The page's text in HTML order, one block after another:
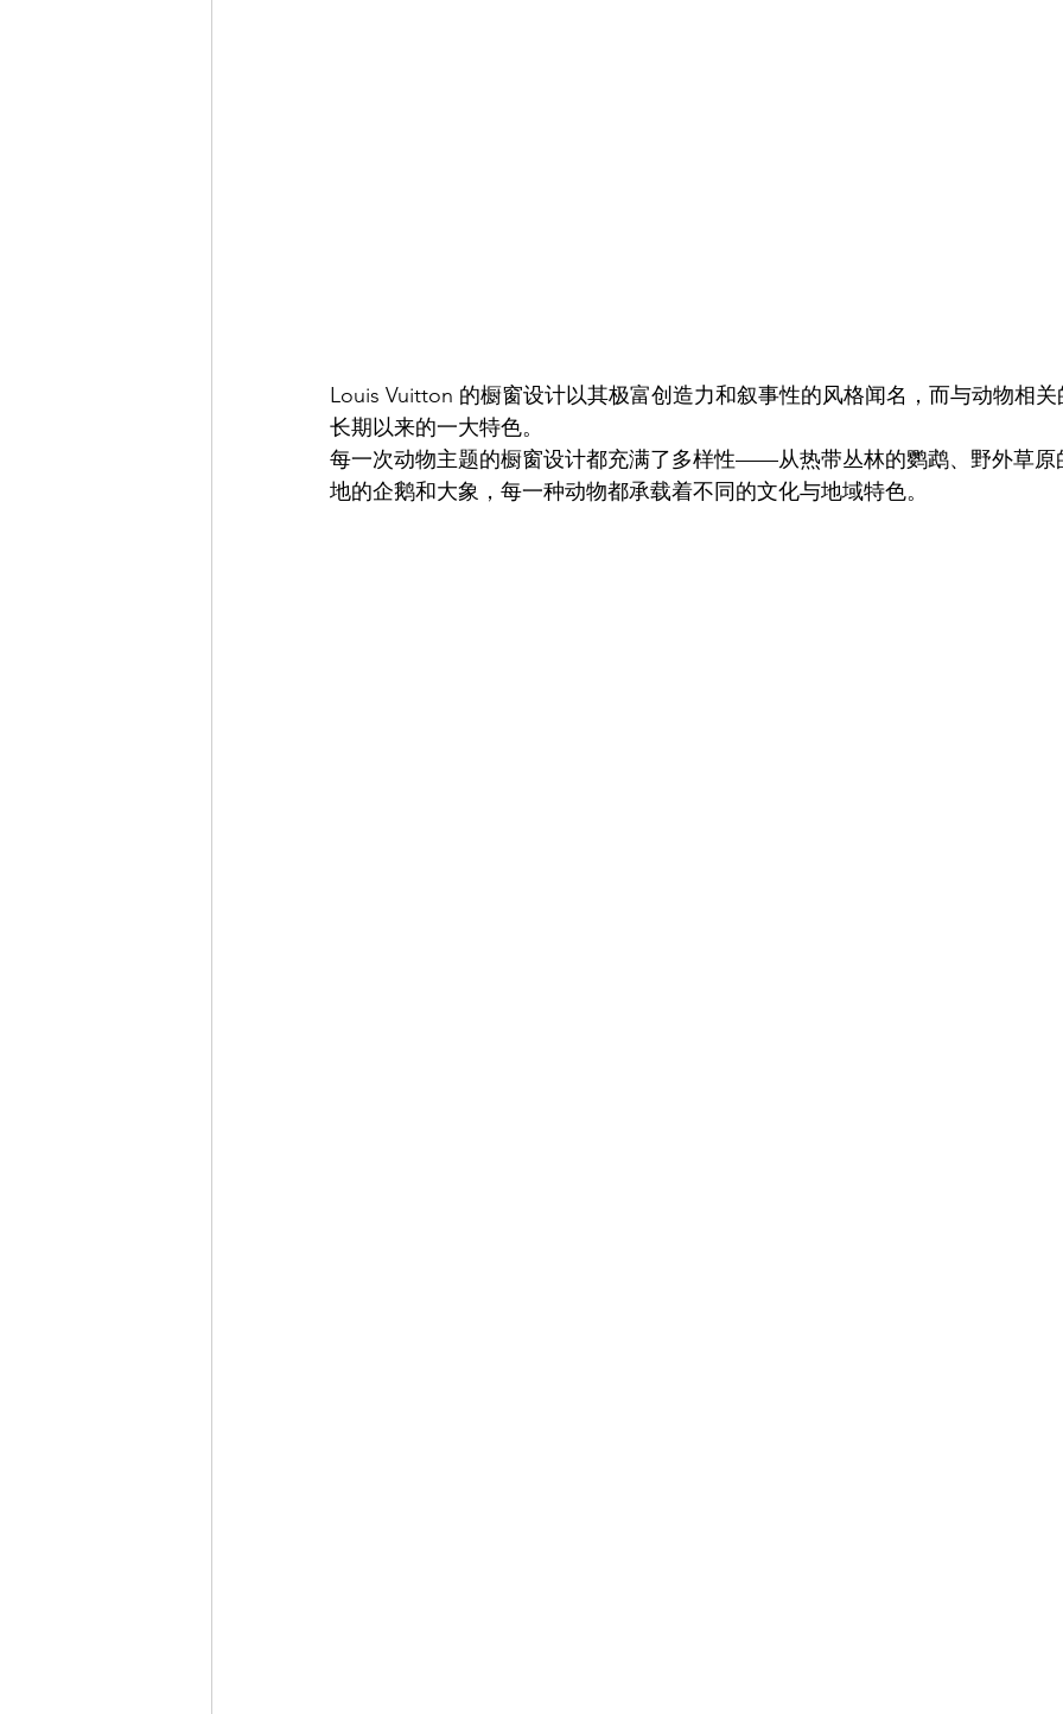
Louis Vuitton 的橱窗设计以其极富创造力和叙事性的风格闻名，而与动物相
长期以来的一大特色。
每一次动物主题的橱窗设计都充满了多样性——从热带丛林的鹦鹉、野外草原
地的企鹅和大象，每一种动物都承载着不同的文化与地域特色。